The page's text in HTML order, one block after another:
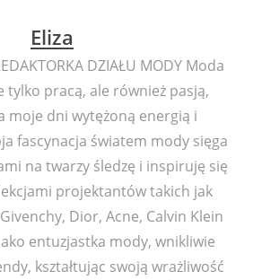
Eliza
DZIAŁU MODY Moda
tylko pracą, ale również pasją,
moje dni wytężoną energią i
fascynacja światem mody sięga
na twarzy śledzę i inspiruję się
projektantów takich jak
Dior, Acne, Calvin Klein
entuzjastka mody, wnikliwie
kształtując swoją wrażliwość